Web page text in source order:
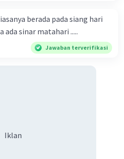
berada pada siang hari
sinar matahari .....
Jawaban terverifikasi
Iklan